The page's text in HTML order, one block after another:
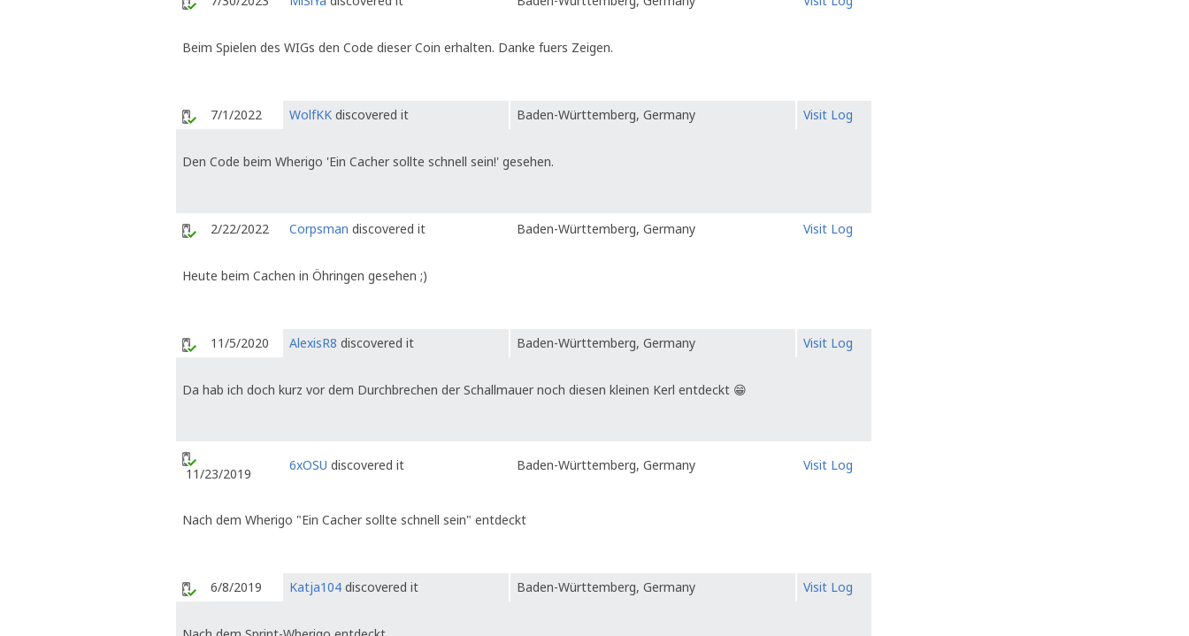
Beim Spielen des WIGs den Code dieser Coin erhalten. Danke fuers Zeigen.
7/1/2022 WolfKK discovered it Baden-Württemberg, Germany Visit Log
Den Code beim Wherigo 'Ein Cacher sollte schnell sein!' gesehen.
2/22/2022 Corpsman discovered it Baden-Württemberg, Germany Visit Log
Heute beim Cachen in Öhringen gesehen ;)
11/5/2020 AlexisR8 discovered it Baden-Württemberg, Germany Visit Log
Da hab ich doch kurz vor dem Durchbrechen der Schallmauer noch diesen kleinen Kerl entdeckt 😁
11/23/2019 6xOSU discovered it Baden-Württemberg, Germany Visit Log
Nach dem Wherigo "Ein Cacher sollte schnell sein" entdeckt
6/8/2019 Katja104 discovered it Baden-Württemberg, Germany Visit Log